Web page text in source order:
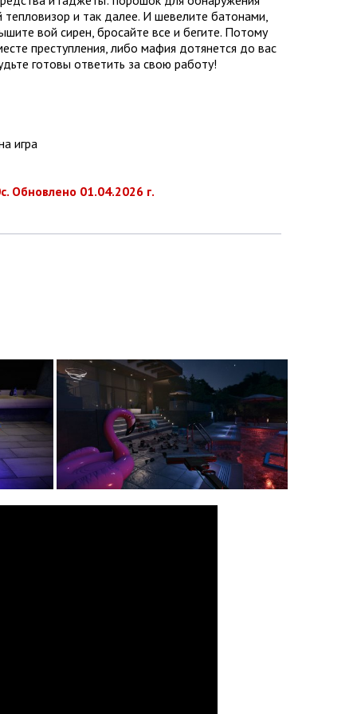
и так далее. И шевелите батонами,
вой сирен, бросайте все и бегите. Потому
преступления, либо мафия дотянется до вас
готовы ответить за свою работу!
игра
Обновлено 01.04.2026 г.